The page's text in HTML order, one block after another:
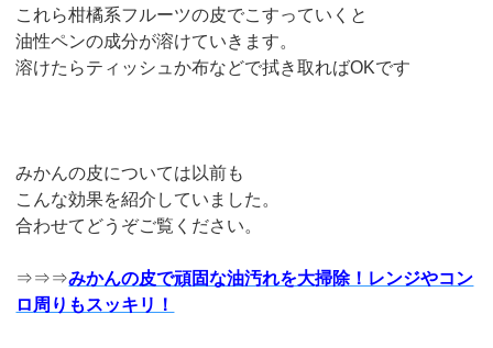
これら柑橘系フルーツの皮でこすっていくと
油性ペンの成分が溶けていきます。
溶けたらティッシュか布などで拭き取ればOKです
みかんの皮については以前も
こんな効果を紹介していました。
合わせてどうぞご覧ください。
⇒⇒⇒みかんの皮で頑固な油汚れを大掃除！レンジやコン
ロ周りもスッキリ！